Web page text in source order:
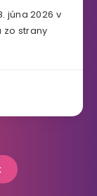
júna 2026 v
strany